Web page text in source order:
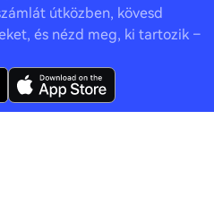
útközben, kövesd
és nézd meg, ki tartozik –